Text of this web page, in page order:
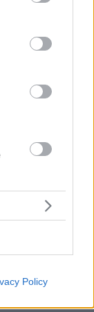
tags to
below Google
Policy
. Όχι για τος
την
Ιράν . Τώρα
και
ποιός
και
χιλιάδες
την